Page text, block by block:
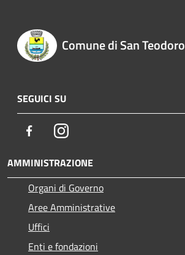
Comune di San Teodoro
SEGUICI SU
FacebookInstagram
AMMINISTRAZIONE
Organi di Governo
Aree Amministrative
Uffici
Enti e fondazioni